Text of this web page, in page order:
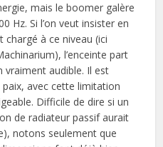
mais le boomer galère
Hz. Si l’on veut insister en
à ce niveau (ici
l’enceinte part
vraiment audible. Il est
avec cette limitation
Difficile de dire si un
de radiateur passif aurait
notons seulement que